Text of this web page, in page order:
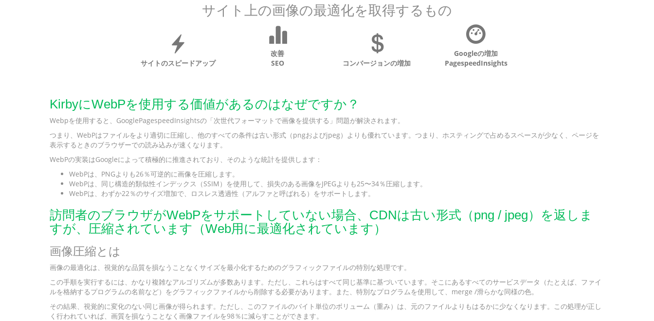
サイト上の画像の最適化を取得するもの
サイトのスピードアップ
改善
SEO
コンバージョンの増加
Googleの増加
PagespeedInsights
KirbyにWebPを使用する価値があるのはなぜですか？
Webpを使用すると、GooglePagespeedInsightsの「次世代フォーマットで画像を提供する」問題が解決されます。
つまり、WebPはファイルをより適切に圧縮し、他のすべての条件は古い形式（pngおよびjpeg）よりも優れています。つまり、ホスティングで占めるスペースが少なく、ページを
表示するときのブラウザーでの読み込みが速くなります。
WebPの実装はGoogleによって積極的に推進されており、そのような統計を提供します：
WebPは、PNGよりも26％可逆的に画像を圧縮します。
WebPは、同じ構造的類似性インデックス（SSIM）を使用して、損失のある画像をJPEGよりも25〜34％圧縮します。
WebPは、わずか22％のサイズ増加で、ロスレス透過性（アルファと呼ばれる）をサポートします。
訪問者のブラウザがWebPをサポートしていない場合、CDNは古い形式（png / jpeg）を返しま
すが、圧縮されています（Web用に最適化されています）
画像圧縮とは
画像の最適化は、視覚的な品質を損なうことなくサイズを最小化するためのグラフィックファイルの特別な処理です。
この手順を実行するには、かなり複雑なアルゴリズムが多数あります。ただし、これらはすべて同じ基準に基づいています。そこにあるすべてのサービスデータ（たとえば、ファイ
ルを格納するプログラムの名前など）をグラフィックファイルから削除する必要があります。また、特別なプログラムを使用して、merge /滑らかな同様の色。
その結果、視覚的に変化のない同じ画像が得られます。ただし、このファイルのバイト単位のボリューム（重み）は、元のファイルよりもはるかに少なくなります。この処理が正し
く行われていれば、画質を損なうことなく画像ファイルを98％に減らすことができます。